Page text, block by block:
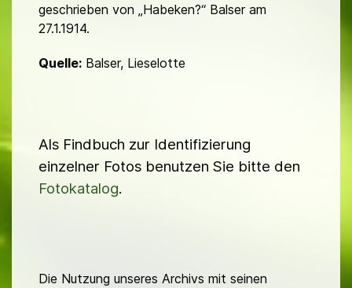
geschrieben von „Habeken?“ Balser am
27.1.1914.
Quelle: Balser, Lieselotte
Als Findbuch zur Identifizierung
einzelner Fotos benutzen Sie bitte den
Fotokatalog.
Die Nutzung unseres Archivs mit seinen